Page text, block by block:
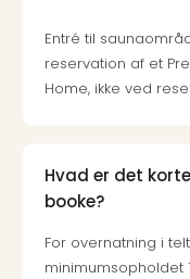
Entré til
reservation af et
Home, ikke ved
Hvad er det
booke?
For overnatning i
minimumsopholdet